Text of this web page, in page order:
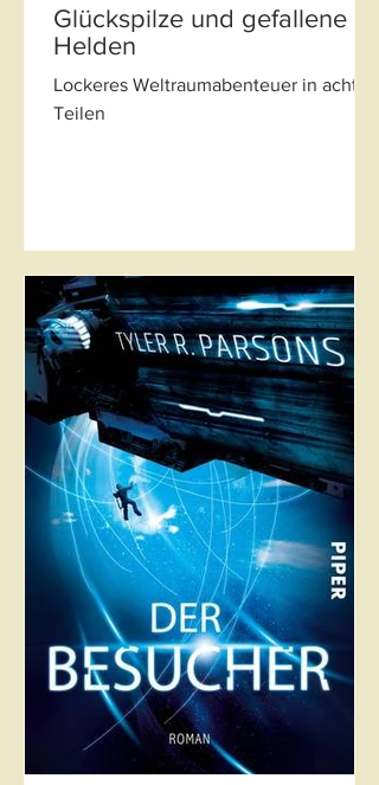
Glückspilze und gefallene
Helden
Lockeres Weltraumabenteuer in acht
Teilen